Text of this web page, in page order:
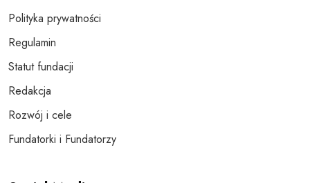
Polityka prywatności
Regulamin
Statut fundacji
Redakcja
Rozwój i cele
Fundatorki i Fundatorzy